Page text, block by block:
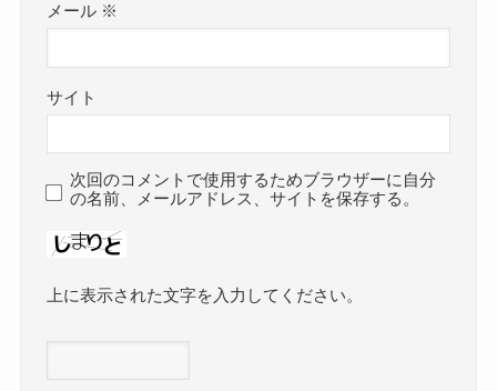
メール ※
サイト
次回のコメントで使用するためブラウザーに自分
の名前、メールアドレス、サイトを保存する。
上に表示された文字を入力してください。